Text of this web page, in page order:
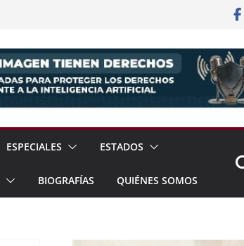
ESPECIALES ESTADOS
BIOGRAFÍAS QUIÉNES SOMOS